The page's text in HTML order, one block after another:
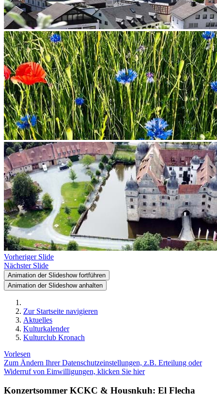
Vorheriger Slide
Nächster Slide
Animation der Slideshow fortführen
Animation der Slideshow anhalten
Zur Startseite navigieren
Aktuelles
Kulturkalender
Kulturclub Kronach
Vorlesen
Zum Ändern Ihrer Datenschutzeinstellungen, z.B. Erteilung oder
Widerruf von Einwilligungen, klicken Sie hier
Konzertsommer KCKC & Housnkuh: El Flecha